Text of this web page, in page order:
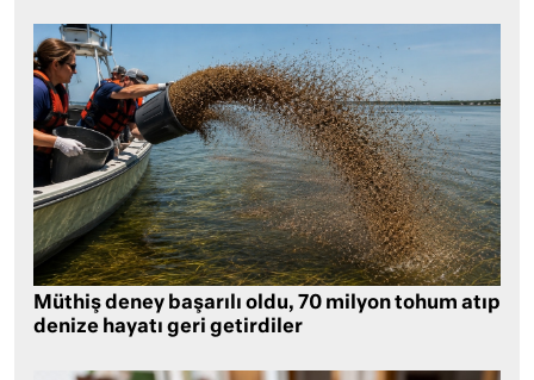
Müthiş deney başarılı oldu, 70 milyon tohum atıp
denize hayatı geri getirdiler